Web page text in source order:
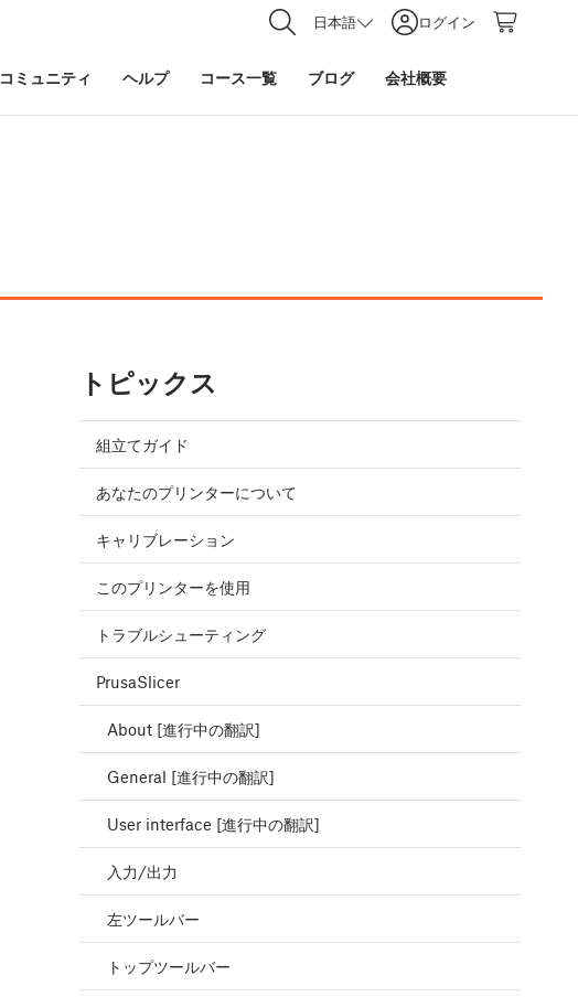
日本語 ログイン
コミュニティ ヘルプ コース一覧 ブログ 会社概要
トピックス
組立てガイド
あなたのプリンターについて
キャリブレーション
このプリンターを使用
トラブルシューティング
PrusaSlicer
About [進行中の翻訳]
General [進行中の翻訳]
User interface [進行中の翻訳]
入力/出力
左ツールバー
トップツールバー